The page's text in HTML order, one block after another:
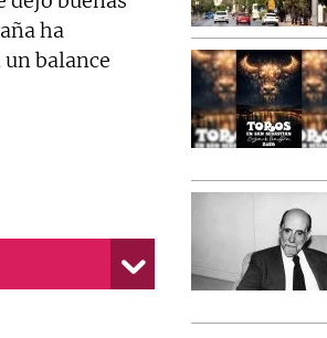
ha
balance